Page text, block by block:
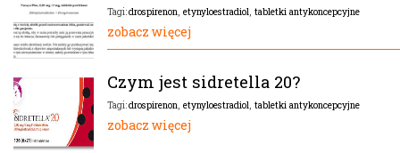
Tagi:drospirenon, etynyloestradiol, tabletki antykoncepcyjne
zobacz więcej
Czym jest sidretella 20?
Tagi:drospirenon, etynyloestradiol, tabletki antykoncepcyjne
zobacz więcej